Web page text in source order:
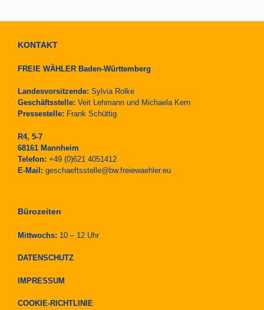
KONTAKT
FREIE WÄHLER Baden-Württemberg
Landesvorsitzende: Sylvia Rolke
Geschäftsstelle: Veit Lehmann und Michaela Kern
Pressestelle: Frank Schüttig
R4, 5-7
68161 Mannheim
Telefon: +49 (0)621 4051412
E-Mail: geschaeftsstelle@bw.freiewaehler.eu
Bürozeiten
Mittwochs: 10 – 12 Uhr
DATENSCHUTZ
IMPRESSUM
COOKIE-RICHTLINIE